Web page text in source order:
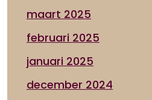
maart 2025
februari 2025
januari 2025
december 2024